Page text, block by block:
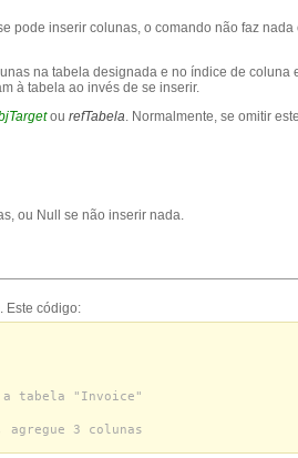
pode inserir colunas, o comando não faz
na tabela designada e no índice de coluna
à tabela ao invés de se inserir.
ou refTabela. Normalmente, se omitir
ou Null se não inserir nada.
. Este código:
tabela "Invoice"
3 colunas